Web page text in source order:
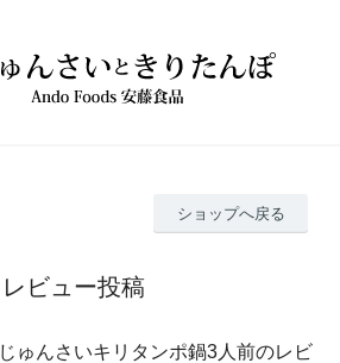
ショップへ戻る
レビュー投稿
じゅんさいキリタンポ鍋3人前のレビ